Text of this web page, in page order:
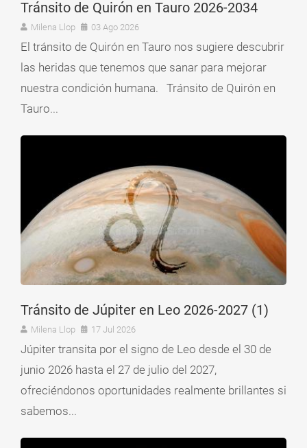
Tránsito de Quirón en Tauro 2026-2034
Milena Llop 03 Ago 2026
El tránsito de Quirón en Tauro nos sugiere descubrir
las heridas que tenemos que sanar para mejorar
nuestra condición humana. Tránsito de Quirón en
Tauro...
Tránsito de Júpiter en Leo 2026-2027 (1)
Milena Llop 17 Jul 2026
Júpiter transita por el signo de Leo desde el 30 de
junio 2026 hasta el 27 de julio del 2027,
ofreciéndonos oportunidades realmente brillantes si
sabemos...